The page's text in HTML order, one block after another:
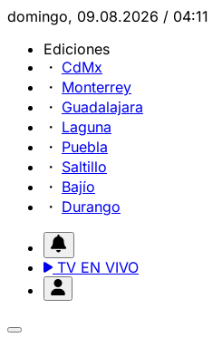
domingo, 09.08.2026 / 04:11
Ediciones
CdMx
Monterrey
Guadalajara
Laguna
Puebla
Saltillo
Bajío
Durango
TV EN VIVO